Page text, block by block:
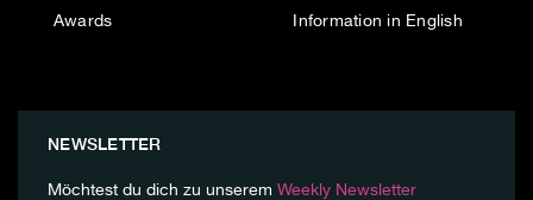
Awards Information in English
NEWSLETTER
Möchtest du dich zu unserem Weekly Newsletter